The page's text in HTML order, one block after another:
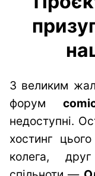
З великим
форум
недоступні.
хостинг
колега,